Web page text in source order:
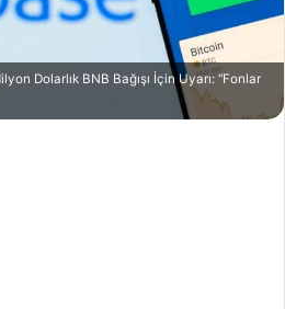
Dolarlık BNB Bağışı İçin Uyarı: “Fonlar